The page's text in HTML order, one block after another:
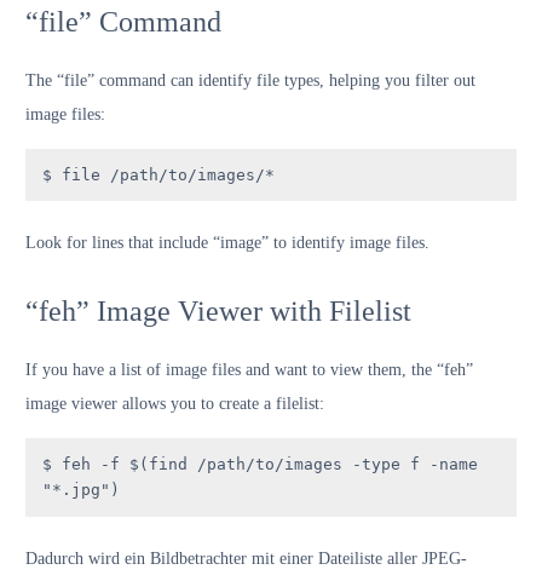
“file” Command
The “file” command can identify file types, helping you filter out
image files:
$ file /path/to/images/*
Look for lines that include “image” to identify image files.
“feh” Image Viewer with Filelist
If you have a list of image files and want to view them, the “feh”
image viewer allows you to create a filelist:
$ feh -f $(find /path/to/images -type f -name
"*.jpg")
Dadurch wird ein Bildbetrachter mit einer Dateiliste aller JPEG-